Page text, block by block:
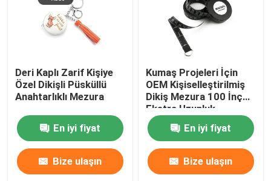
Deri Kaplı Zarif Kişiye
Özel Dikişli Püsküllü
Anahtarlıklı Mezura
En iyi fiyat
Bize ulaşın
Kumaş Projeleri İçin
OEM Kişiselleştirilmiş
Dikiş Mezura 100 İnç
Ekstra Uzunluk
En iyi fiyat
Bize ulaşın